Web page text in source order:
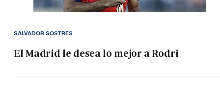
El Madrid le desea lo mejor a Rodri
SALVADOR SOSTRES